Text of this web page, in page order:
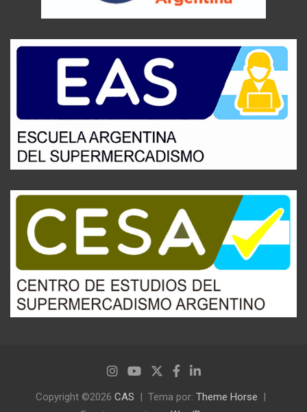
Copyright ©2026 CAS Tema por: Theme Horse